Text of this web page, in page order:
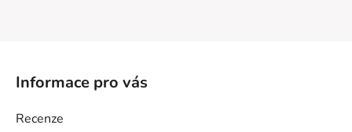
Informace pro vás
Recenze